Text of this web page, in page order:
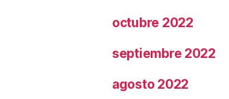
octubre 2022
septiembre 2022
agosto 2022